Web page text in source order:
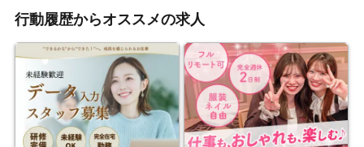
行動履歴からオススメの求人